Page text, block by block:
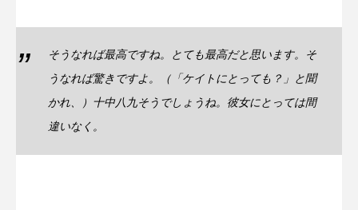
そうなれば最高ですね。とても最高だと思います。そ
うなれば驚きですよ。（「ケイトにとっても？」と聞
かれ、）十中八九そうでしょうね。彼女にとっては間
違いなく。